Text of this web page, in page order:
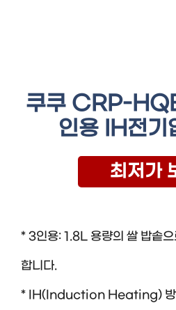
쿠쿠 CRP-
인용 IH전기
최저가
* 3인용: 1.8L 용량의 쌀 밥솥
합니다.
* IH(Induction Heating) 방